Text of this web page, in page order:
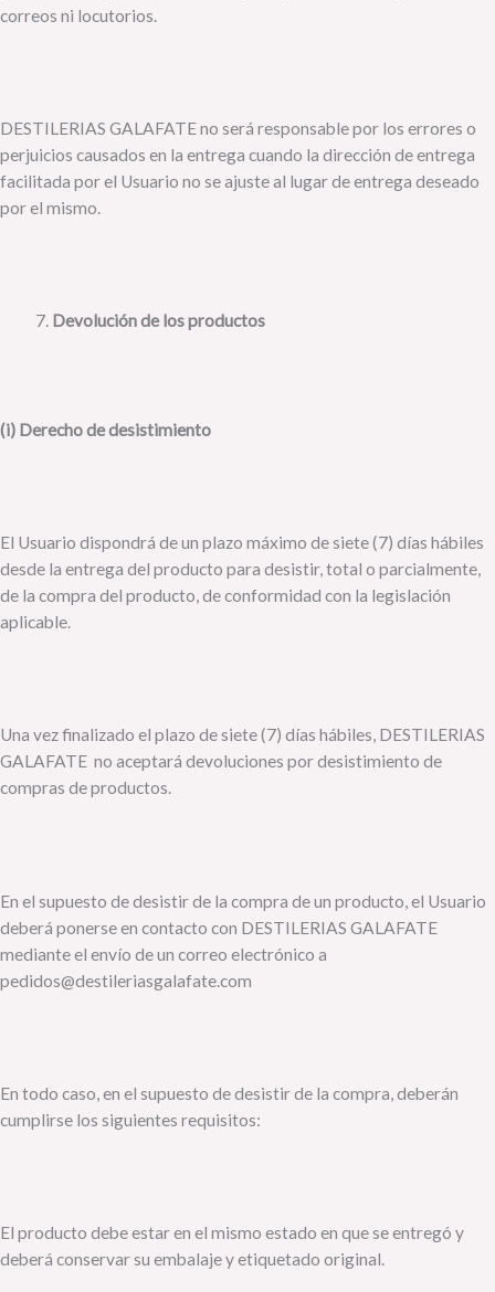
correos ni locutorios.
DESTILERIAS GALAFATE no será responsable por los errores o
perjuicios causados en la entrega cuando la dirección de entrega
facilitada por el Usuario no se ajuste al lugar de entrega deseado
por el mismo.
Devolución de los productos
(i) Derecho de desistimiento
El Usuario dispondrá de un plazo máximo de siete (7) días hábiles
desde la entrega del producto para desistir, total o parcialmente,
de la compra del producto, de conformidad con la legislación
aplicable.
Una vez finalizado el plazo de siete (7) días hábiles, DESTILERIAS
GALAFATE no aceptará devoluciones por desistimiento de
compras de productos.
En el supuesto de desistir de la compra de un producto, el Usuario
deberá ponerse en contacto con DESTILERIAS GALAFATE
mediante el envío de un correo electrónico a
pedidos@destileriasgalafate.com
En todo caso, en el supuesto de desistir de la compra, deberán
cumplirse los siguientes requisitos:
El producto debe estar en el mismo estado en que se entregó y
deberá conservar su embalaje y etiquetado original.